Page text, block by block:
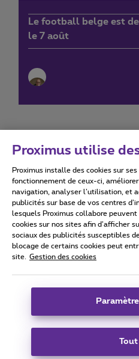
Le football belge est
le 7 août
Conditions d'utilisation
Tous droits réservés. © 2026
Conditions générales, info
Coordonnées de l’entreprise
Boulevard du Roi Albert II 27 -
Proximus utilise
Proximus installe des cookies sur
fonctionnement de ceux-ci,
navigation, analyser l’utilisation, et
publicités sur base de vos centres
lesquels Proximus collabore
cookies sur nos sites afin d’afficher
sociaux des publicités susceptibles
blocage de certains cookies peut
site.
Gestion des cookies